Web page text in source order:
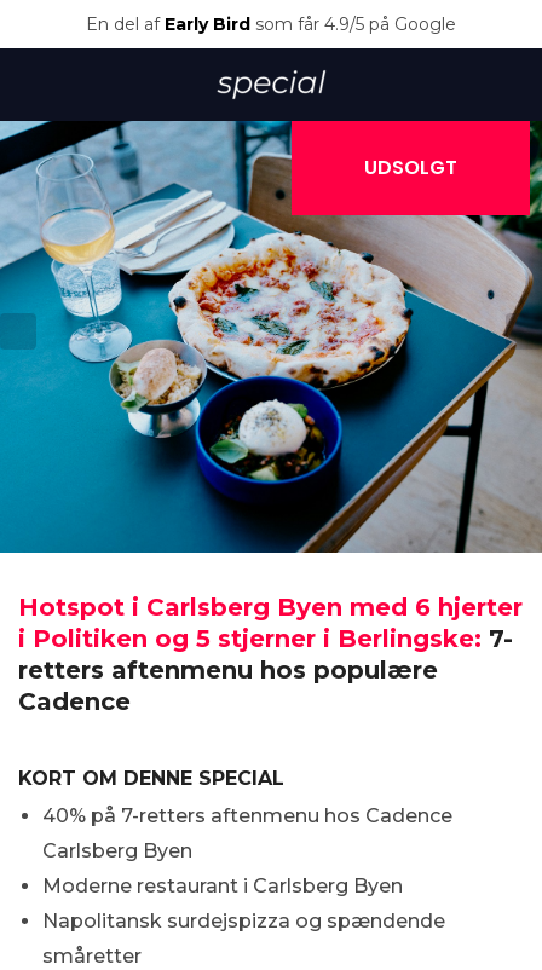
En del afEarly Birdsom får 4.9/5 på Google
UDSOLGT
Hotspot i Carlsberg Byen med 6 hjerter
i Politiken og 5 stjerner i Berlingske: 7-
retters aftenmenu hos populære
Cadence
KORT OM DENNE SPECIAL
40% på 7-retters aftenmenu hos Cadence
Carlsberg Byen
Moderne restaurant i Carlsberg Byen
Napolitansk surdejspizza og spændende
småretter